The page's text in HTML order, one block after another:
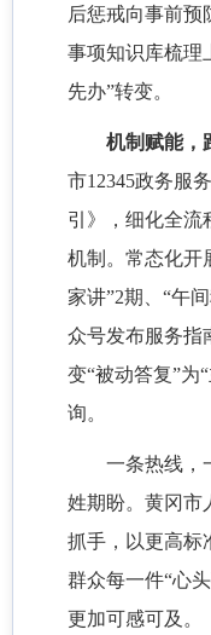
后惩戒向事前预
事项知识库梳理
先办”转变。
机制赋能，
市12345政务服
引》，细化全流
机制。常态化开
家讲”2期、“午
众号发布服务指
变“被动答复”为
询。
一条热线，
姓期盼。黄冈市
抓手，以更高标
群众每一件“心
更加可感可及。